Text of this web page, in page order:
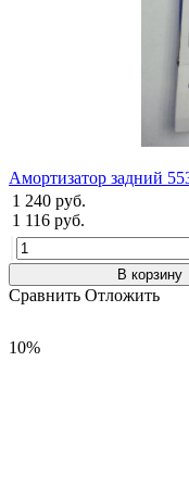
Амортизатор задний
1 240 руб.
1 116 руб.
В корзину
Сравнить Отложить
10%